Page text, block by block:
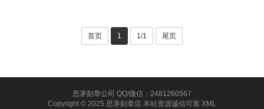
首页 1 1/1 尾页
思茅刻章公司 QQ/微信：2481260567
Copyright © 2025 思茅刻章店 本站资源诚信可靠 XML